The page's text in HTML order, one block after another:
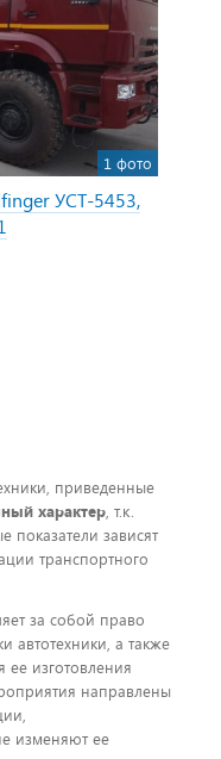
1 фото
УСТ-5453,
приведенные
характер, т.к.
показатели зависят
транспортного
за собой право
автотехники, а также
изготовления
направлены
изменяют ее